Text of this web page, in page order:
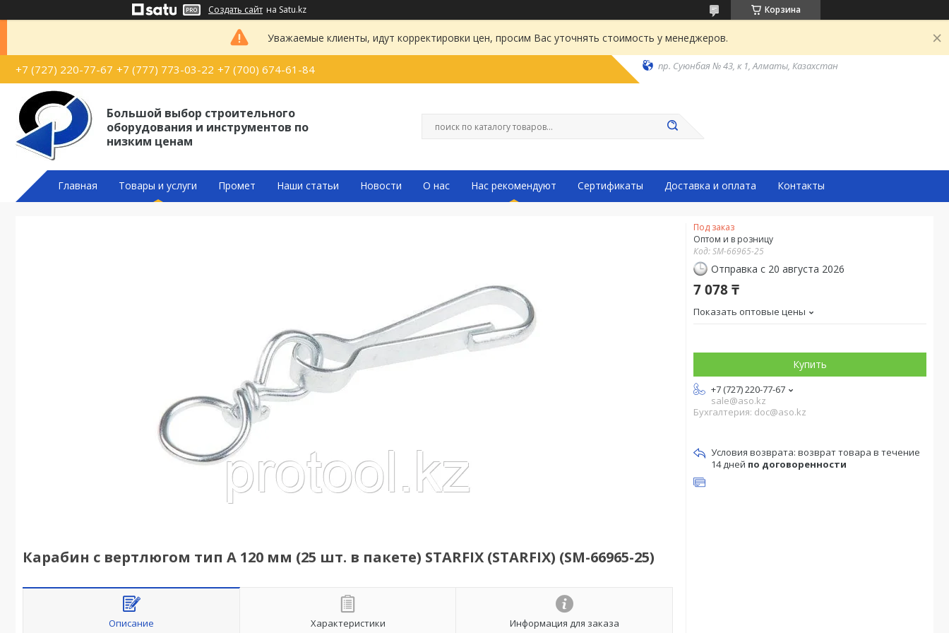
Создать сайт на Satu.kz Корзина
Уважаемые клиенты, идут корректировки цен, просим Вас уточнять стоимость у менеджеров.
+7 (727) 220-77-67 +7 (777) 773-03-22 +7 (700) 674-61-84 пр. Суюнбая № 43, к 1, Алматы, Казахстан
Большой выбор строительного
оборудования и инструментов по
низким ценам
Главная Товары и услуги Промет Наши статьи Новости О нас Нас рекомендуют Сертификаты Доставка и оплата Контакты
Карабин с вертлюгом тип А 120 мм (25 шт. в пакете) STARFIX (STARFIX) (SM-66965-25)
Описание Характеристики Информация для заказа
Под заказ
Оптом и в розницу
Код:SM-66965-25
Отправка с 20 августа 2026
7 078 ₸
Показать оптовые цены
Купить
+7 (727) 220-77-67
sale@aso.kz
Бухгалтерия: doc@aso.kz
возврат товара в течение
14 дней по договоренности